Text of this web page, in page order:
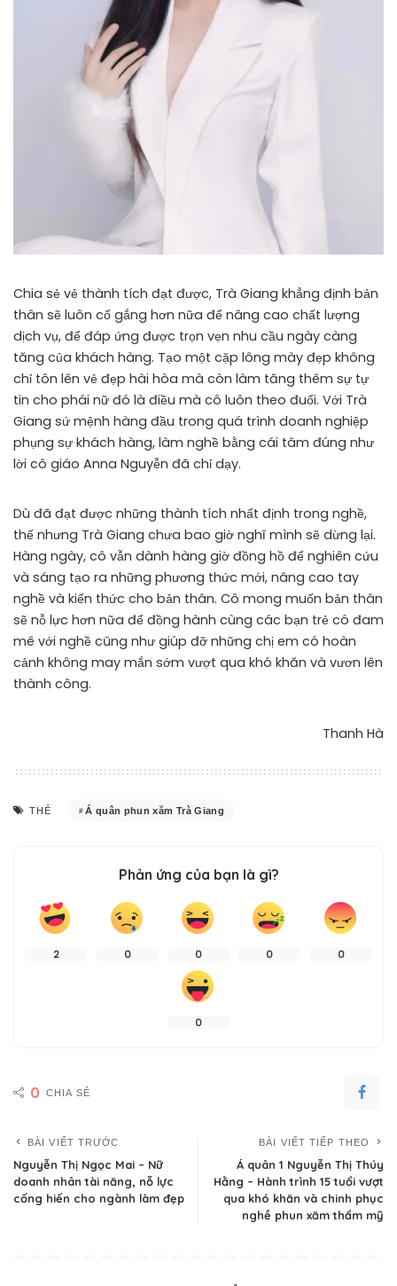
Chia sẻ vẻ thành tích đạt được, Trà Giang khẳng định bản
thân sẽ luôn cố gắng hơn nữa để nâng cao chất lượng
dịch vụ, để đáp ứng được trọn vẹn nhu cầu ngày càng
tăng của khách hàng. Tạo một cặp lông mày đẹp không
chỉ tôn lên vẻ đẹp hài hòa mà còn làm tăng thêm sự tự
tin cho phái nữ đó là điều mà cô luôn theo đuổi. Với Trà
Giang sứ mệnh hàng đầu trong quá trình doanh nghiệp
phụng sự khách hàng, làm nghề bằng cái tâm đúng như
lời cô giáo Anna Nguyễn đã chỉ dạy.
Dù đã đạt được những thành tích nhất định trong nghề,
thế nhưng Trà Giang chưa bao giờ nghĩ mình sẽ dừng lại.
Hàng ngày, cô vẫn dành hàng giờ đồng hồ để nghiên cứu
và sáng tạo ra những phương thức mới, nâng cao tay
nghề và kiến thức cho bản thân. Cô mong muốn bản thân
sẽ nỗ lực hơn nữa để đồng hành cùng các bạn trẻ có đam
mê với nghề cũng như giúp đỡ những chị em có hoàn
cảnh không may mắn sớm vượt qua khó khăn và vươn lên
thành công.
Thanh Hà
THẺ Á quân phun xăm Trà Giang
Phản ứng của bạn là gì?
2 0 0 0 0
0
0 CHIA SẺ
BÀI VIẾT TRƯỚC
Nguyễn Thị Ngọc Mai – Nữ
doanh nhân tài năng, nỗ lực
cống hiến cho ngành làm đẹp
BÀI VIẾT TIẾP THEO
Á quân 1 Nguyễn Thị Thúy
Hằng – Hành trình 15 tuổi vượt
qua khó khăn và chinh phục
nghề phun xăm thẩm mỹ